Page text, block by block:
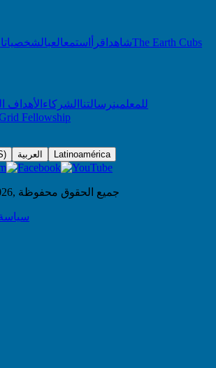
شاهد اقرأ استمعالعبالشخصيات
The Earth Cubs
للمعلمينرسالتنا الشركاء الأهداف
Fellowship
العربية Latinoamérica
, جميع الحقوق محفوظة